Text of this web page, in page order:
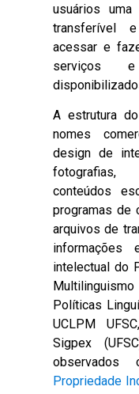
usuários
transferível
acessar e
serviços
A estrutura
nomes
design de
fotografias,
conteúdos
programas de
arquivos de
informações
intelectual do
Políticas
UCLPM
Sigpex
Propriedade